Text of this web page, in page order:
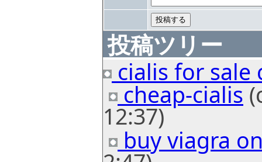
投稿ツリー
cialis for sale
cheap-cialis
12:37)
buy viagra